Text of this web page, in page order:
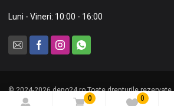
0 0
Luni - Vineri: 10:00 - 16:00
© 2024-2026 depo24.ro Toate drepturile rezervate.